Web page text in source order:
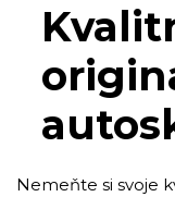
Nemeňte si svoje